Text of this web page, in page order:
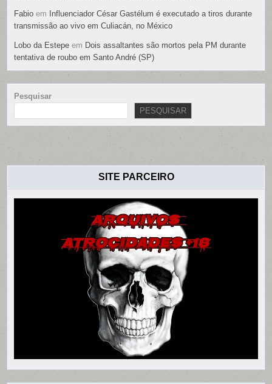
Fabio em
Influenciador César Gastélum é executado a tiros durante
transmissão ao vivo em Culiacán, no México
Lobo da Estepe em Dois assaltantes são mortos pela PM durante
tentativa de roubo em Santo André (SP)
Pesquisar
PESQUISAR
SITE PARCEIRO